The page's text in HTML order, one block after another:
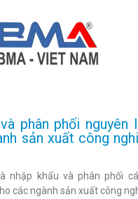
phân phối nguyên
sản xuất công
nhập khẩu và phân phối
các ngành sản xuất công